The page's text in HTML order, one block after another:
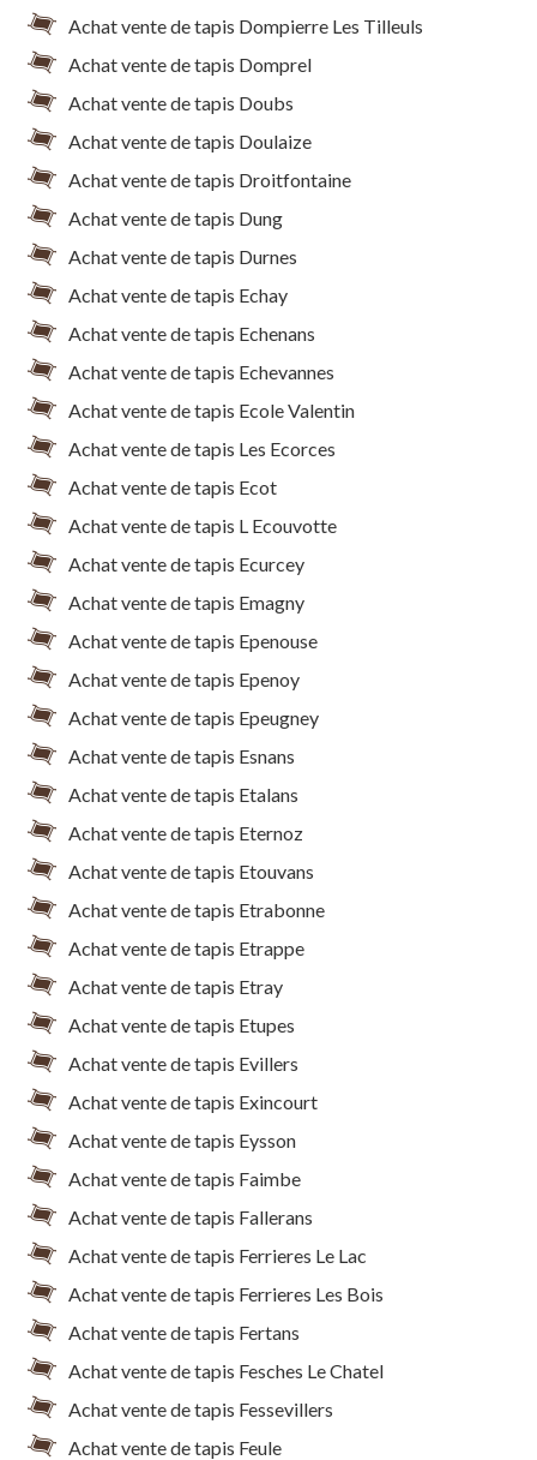
Achat vente de tapis Dompierre Les Tilleuls
Achat vente de tapis Domprel
Achat vente de tapis Doubs
Achat vente de tapis Doulaize
Achat vente de tapis Droitfontaine
Achat vente de tapis Dung
Achat vente de tapis Durnes
Achat vente de tapis Echay
Achat vente de tapis Echenans
Achat vente de tapis Echevannes
Achat vente de tapis Ecole Valentin
Achat vente de tapis Les Ecorces
Achat vente de tapis Ecot
Achat vente de tapis L Ecouvotte
Achat vente de tapis Ecurcey
Achat vente de tapis Emagny
Achat vente de tapis Epenouse
Achat vente de tapis Epenoy
Achat vente de tapis Epeugney
Achat vente de tapis Esnans
Achat vente de tapis Etalans
Achat vente de tapis Eternoz
Achat vente de tapis Etouvans
Achat vente de tapis Etrabonne
Achat vente de tapis Etrappe
Achat vente de tapis Etray
Achat vente de tapis Etupes
Achat vente de tapis Evillers
Achat vente de tapis Exincourt
Achat vente de tapis Eysson
Achat vente de tapis Faimbe
Achat vente de tapis Fallerans
Achat vente de tapis Ferrieres Le Lac
Achat vente de tapis Ferrieres Les Bois
Achat vente de tapis Fertans
Achat vente de tapis Fesches Le Chatel
Achat vente de tapis Fessevillers
Achat vente de tapis Feule